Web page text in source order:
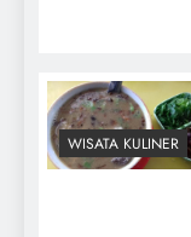
WISATA KULINER